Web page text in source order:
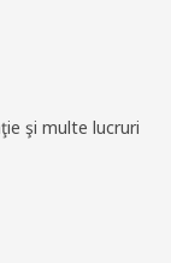
şi multe lucruri